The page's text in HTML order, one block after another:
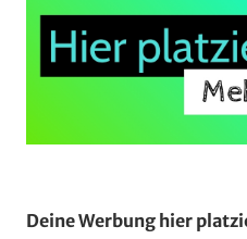
Deine Werbung hier